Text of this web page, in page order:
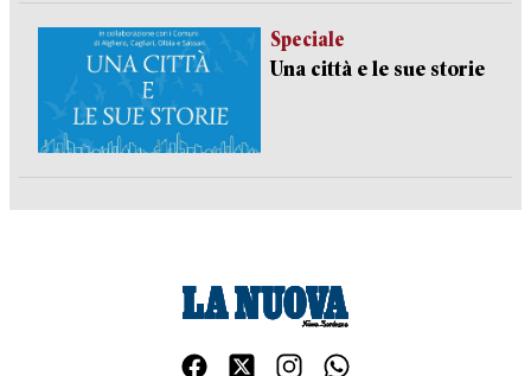
Speciale
Una città e le sue storie